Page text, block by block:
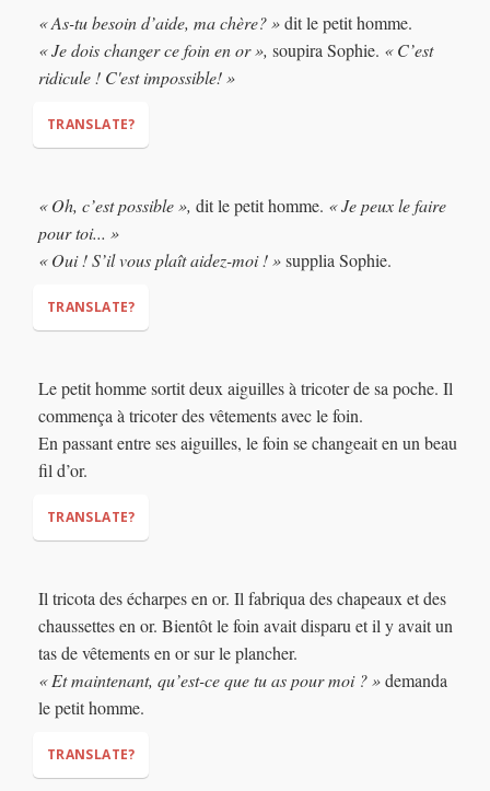
« As-tu besoin d’aide, ma chère? »dit le petit homme.
« Je dois changer ce foin en or », soupira Sophie. « C’est
ridicule ! C'est impossible! »
TRANSLATE?
"I must change this hay into gold,"
"It's
ridiculous! It's impossible!"
« Oh, c’est possible », dit le petit homme. « Je peux le faire
pour toi... »
« Oui ! S’il vous plaît aidez-moi ! »supplia Sophie.
TRANSLATE?
"Yes! Please help me!"
Le petit homme sortit deux aiguilles à tricoter de sa poche. Il
commença à tricoter des vêtements avec le foin.
En passant entre ses aiguilles, le foin se changeait en un beau
fil d’or.
TRANSLATE?
Il tricota des écharpes en or. Il fabriqua des chapeaux et des
chaussettes en or. Bientôt le foin avait disparu et il y avait un
tas de vêtements en or sur le plancher.
« Et maintenant, qu’est-ce que tu as pour moi ? »demanda
le petit homme.
TRANSLATE?